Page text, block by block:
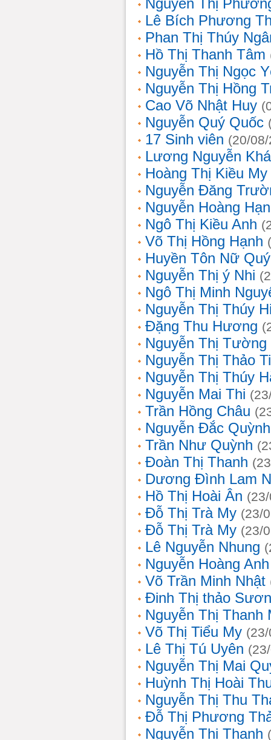
Nguyễn Thị
Lê Bích Phương
Phan Thị Thúy
Hồ Thị Thanh Tâm
Nguyễn Thị Ngọc
Nguyễn Thị Hồng
Cao Võ Nhật Huy
Nguyễn Quý Quốc
17 Sinh viên (20/
Lương Nguyễn
Hoàng Thị Kiều My
Nguyễn Đăng
Nguyễn Hoàng
Ngô Thị Kiều Anh
Võ Thị Hồng Hạnh
Huyền Tôn Nữ
Nguyễn Thị ý Nhi
Ngô Thị Minh
Nguyễn Thị Thúy
Đặng Thu Hương
Nguyễn Thị Tường
Nguyễn Thị Thảo
Nguyễn Thị Thúy
Nguyễn Mai Thi
Trần Hồng Châu
Nguyễn Đắc
Trần Như Quỳnh
Đoàn Thị Thanh
Dương Đình Lam
Hồ Thị Hoài Ân
Đỗ Thị Trà My (23/
Đỗ Thị Trà My (23/
Lê Nguyễn Nhung
Nguyễn Hoàng Anh
Võ Trần Minh Nhật
Đinh Thị thảo
Nguyễn Thị Thanh
Võ Thị Tiểu My
Lê Thị Tú Uyên
Nguyễn Thị Mai
Huỳnh Thị Hoài
Nguyễn Thị Thu
Đỗ Thị Phương
Nguyễn Thị Thanh